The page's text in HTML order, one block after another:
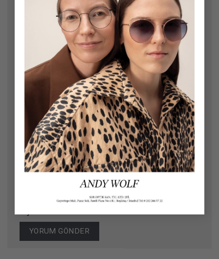
İnternet sitesi
Daha sonraki yorumlarımda kullanılması için adım,
e-posta adresim ve site adresim bu tarayıcıya